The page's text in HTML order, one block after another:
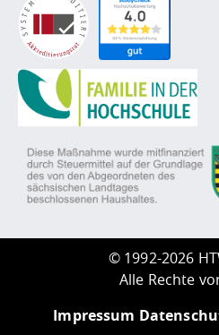
© 1992-2026
Alle Rechte
Impressum